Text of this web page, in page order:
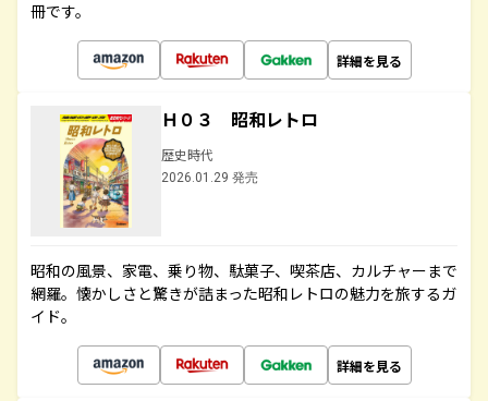
冊です。
詳細を見る
Ｈ０３ 昭和レトロ
歴史時代
2026.01.29 発売
昭和の風景、家電、乗り物、駄菓子、喫茶店、カルチャーまで
網羅。懐かしさと驚きが詰まった昭和レトロの魅力を旅するガ
イド。
詳細を見る